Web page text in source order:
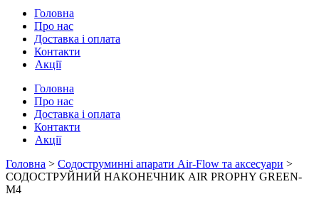
Головна
Про нас
Доставка і оплата
Контакти
Акції
Головна
Про нас
Доставка і оплата
Контакти
Акції
Головна > Содоструминні апарати Air-Flow та аксесуари >
СОДОСТРУЙНИЙ НАКОНЕЧНИК AIR PROPHY GREEN-
М4